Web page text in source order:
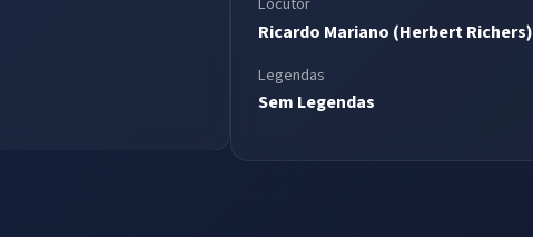
Ricardo Mariano (Herbert Richers)
Legendas
Sem Legendas